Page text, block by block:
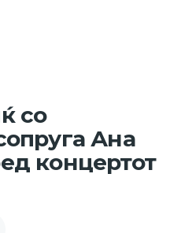
со
Ана
концертот